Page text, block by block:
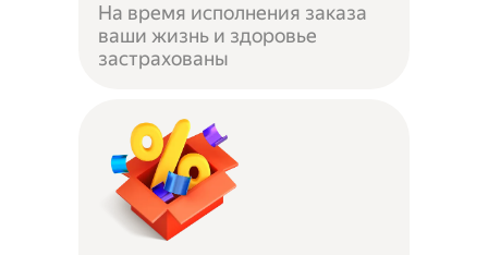
На время исполнения заказа
ваши жизнь и здоровье
застрахованы